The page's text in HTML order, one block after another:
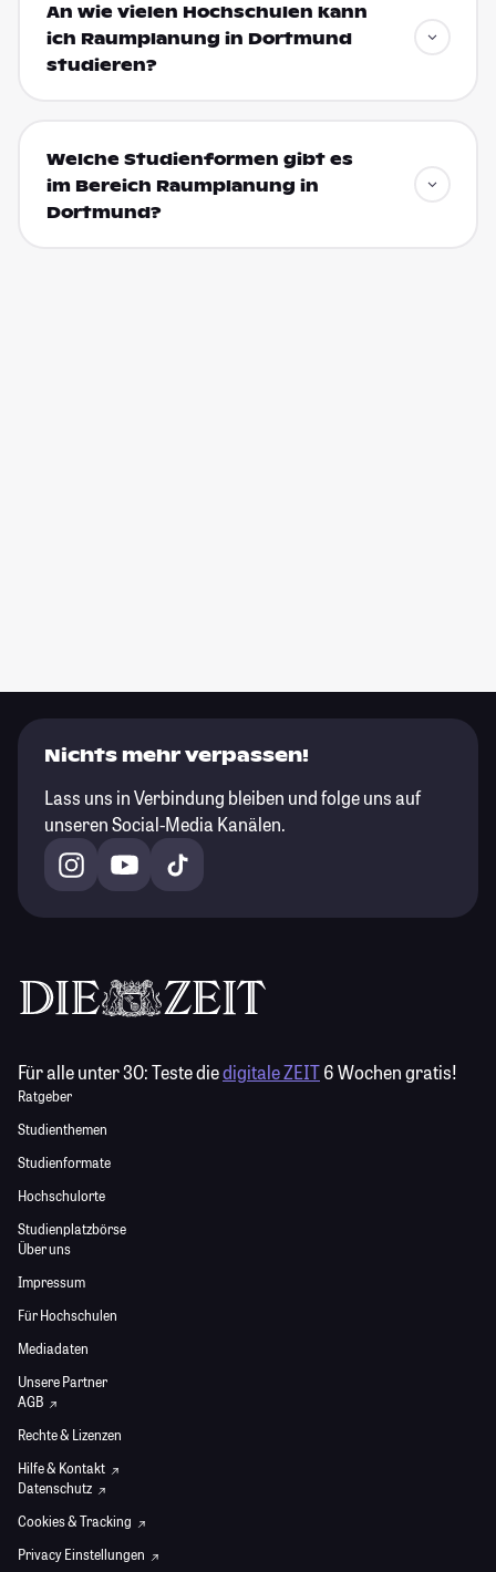
An wie vielen Hochschulen kann
ich Raumplanung in Dortmund
studieren?
Welche Studienformen gibt es
im Bereich Raumplanung in
Dortmund?
Nichts mehr verpassen!
Lass uns in Verbindung bleiben und folge uns auf
unseren Social-Media Kanälen.
Für alle unter 30:Teste diedigitale ZEIT6 Wochen gratis!
Ratgeber
Studienthemen
Studienformate
Hochschulorte
Studienplatzbörse
Über uns
Impressum
Für Hochschulen
Mediadaten
Unsere Partner
AGB
Rechte & Lizenzen
Hilfe & Kontakt
Datenschutz
Cookies & Tracking
Privacy Einstellungen